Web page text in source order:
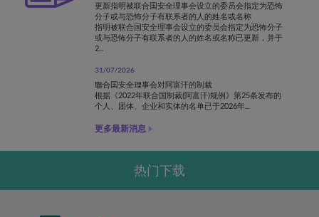
更新指明被联合国安全理事会设立的委员会指定为恐怖
分子或与恐怖分子有联系者的人的姓名或名称
指明被联合国安全理事会设立的委员会指定为恐怖分子
或与恐怖分子有联系者的人的姓名或名称已更新，并于
2...
31/07/2026
聯合国安全理事会对阿富汗的制裁
根据《2022年联合国制裁(阿富汗)规例》第25条发布的
个人、团体、企业和实体的名单已于2026年...
更多最新消息
热门下载